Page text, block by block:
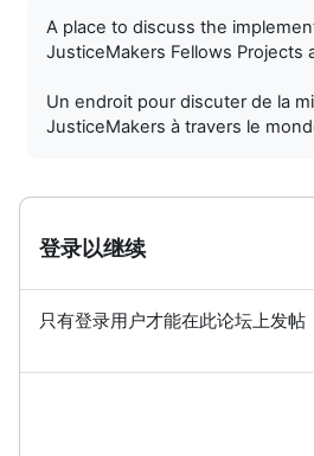
A place to discuss the
JusticeMakers Fellows Projects
Un endroit pour discuter de la
JusticeMakers à travers le
登录以继续
只有登录用户才能在此论坛上发帖